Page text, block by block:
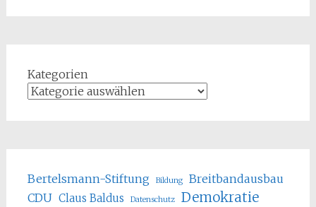
Kategorien
Bertelsmann-Stiftung Bildung
Breitbandausbau
CDU Claus Baldus Datenschutz Demokratie